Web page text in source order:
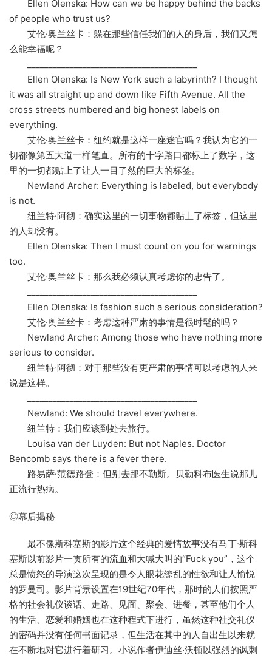
Ellen Olenska: How can we be happy behind the backs
of people who trust us?
艾伦·奥兰丝卡：躲在那些信任我们的人的身后，我们又怎
么能幸福呢？
Ellen Olenska: Is New York such a labyrinth? I thought
it was all straight up and down like Fifth Avenue. All the
cross streets numbered and big honest labels on
everything.
艾伦·奥兰丝卡：纽约就是这样一座迷宫吗？我认为它的一
切都像第五大道一样笔直。所有的十字路口都标上了数字，这
里的一切都贴上了让人一目了然的巨大的标签。
Newland Archer: Everything is labeled, but everybody
is not.
纽兰特·阿彻：确实这里的一切事物都贴上了标签，但这里
的人却没有。
Ellen Olenska: Then I must count on you for warnings
too.
艾伦·奥兰丝卡：那么我必须认真考虑你的忠告了。
Ellen Olenska: Is fashion such a serious consideration?
艾伦·奥兰丝卡：考虑这种严肃的事情是很时髦的吗？
Newland Archer: Among those who have nothing more
serious to consider.
纽兰特·阿彻：对于那些没有更严肃的事情可以考虑的人来
说是这样。
Newland: We should travel everywhere.
纽兰特：我们应该到处去旅行。
Louisa van der Luyden: But not Naples. Doctor
Bencomb says there is a fever there.
路易萨·范德路登：但别去那不勒斯。贝勒科布医生说那儿
正流行热病。
◎幕后揭秘
最不像斯科塞斯的影片这个经典的爱情故事没有马丁·斯科
塞斯以前影片一贯所有的流血和大喊大叫的“Fuck you”，这个
总是愤怒的导演这次呈现的是令人眼花缭乱的性欲和让人愉悦
的罗曼司。影片背景设置在19世纪70年代，那时的人们按照严
格的社会礼仪谈话、走路、见面、聚会、进餐，甚至他们个人
的生活、恋爱和婚姻也在这种程式下进行，虽然这种社交礼仪
的密码并没有任何书面记录，但生活在其中的人自出生以来就
在不断地对它进行着研习。小说作者伊迪丝·沃顿以强烈的讽刺